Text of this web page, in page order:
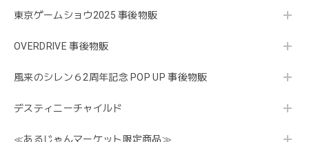
東京ゲームショウ2025 事後物販
OVERDRIVE 事後物販
風来のシレン６2周年記念 POP UP 事後物販
デスティニーチャイルド
≪あるじゃんマーケット限定商品≫